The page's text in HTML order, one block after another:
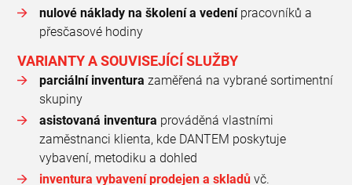
nulové náklady na školení a vedenípracovníků a
přesčasové hodiny
VARIANTY A SOUVISEJÍCÍ SLUŽBY
parciální inventura zaměřená na vybrané sortimentní
skupiny
asistovaná inventura prováděná vlastními
zaměstnanci klienta, kde DANTEM poskytuje
vybavení, metodiku a dohled
inventura vybavení prodejen a skladůvč.